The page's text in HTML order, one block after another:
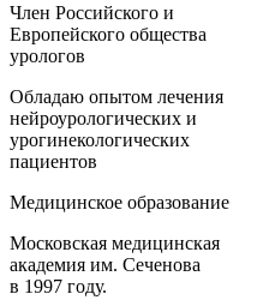
Член Российского и
Европейского общества
урологов
Обладаю опытом лечения
нейроурологических и
урогинекологических
пациентов
Медицинское образование
Московская медицинская
академия им. Сеченова
в 1997 году.